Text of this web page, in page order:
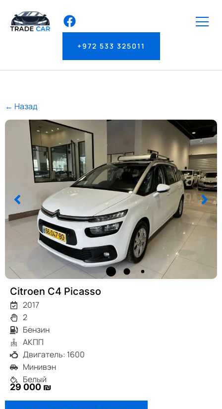
+972 533 325011
← Назад
Citroen C4 Picasso
2017
2
Бензин
АКПП
Двигатель: 1600
Минивэн
Белый
29 000 ₪